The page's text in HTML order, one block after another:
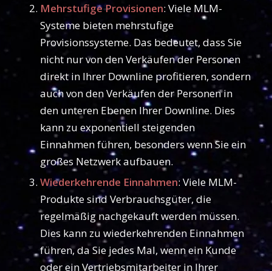
Mehrstufige Provisionen: Viele MLM-
Systeme bieten mehrstufige
Provisionssysteme. Das bedeutet, dass Sie
nicht nur von den Verkäufen der Personen
direkt in Ihrer Downline profitieren, sondern
auch von den Verkäufen der Personen in
den unteren Ebenen Ihrer Downline. Dies
kann zu exponentiell steigenden
Einnahmen führen, besonders wenn Sie ein
großes Netzwerk aufbauen.
Wiederkehrende Einnahmen: Viele MLM-
Produkte sind Verbrauchsgüter, die
regelmäßig nachgekauft werden müssen.
Dies kann zu wiederkehrenden Einnahmen
führen, da Sie jedes Mal, wenn ein Kunde
oder ein Vertriebsmitarbeiter in Ihrer